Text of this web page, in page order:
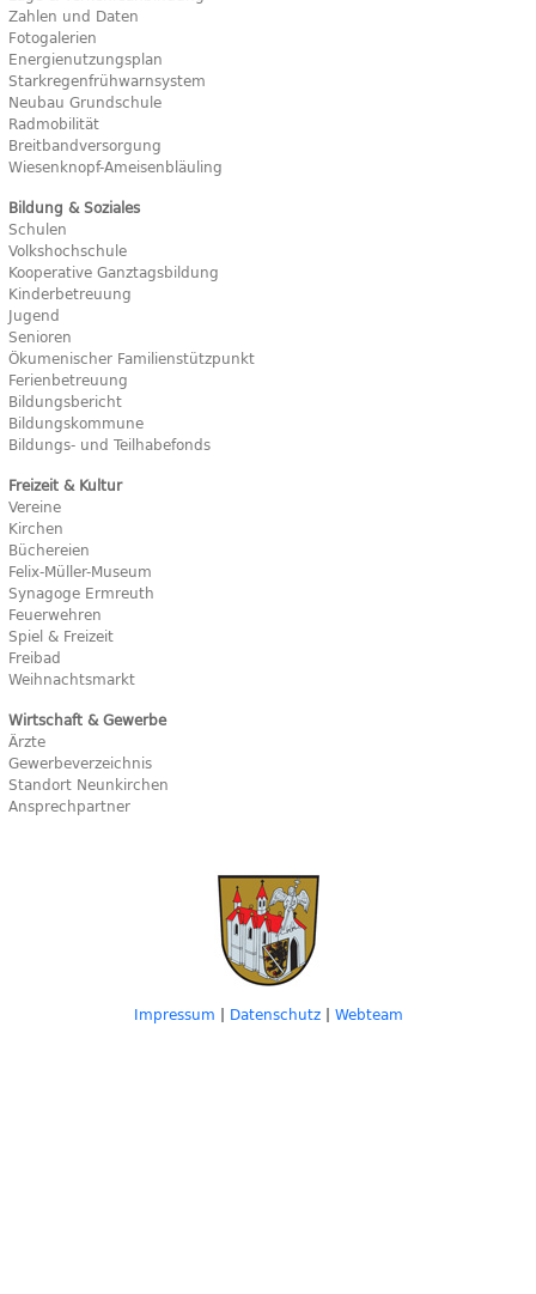
Zahlen und Daten
Fotogalerien
Energienutzungsplan
Starkregenfrühwarnsystem
Neubau Grundschule
Radmobilität
Breitbandversorgung
Wiesenknopf-Ameisenbläuling
Bildung & Soziales
Schulen
Volkshochschule
Kooperative Ganztagsbildung
Kinderbetreuung
Jugend
Senioren
Ökumenischer Familienstützpunkt
Ferienbetreuung
Bildungsbericht
Bildungskommune
Bildungs- und Teilhabefonds
Freizeit & Kultur
Vereine
Kirchen
Büchereien
Felix-Müller-Museum
Synagoge Ermreuth
Feuerwehren
Spiel & Freizeit
Freibad
Weihnachtsmarkt
Wirtschaft & Gewerbe
Ärzte
Gewerbeverzeichnis
Standort Neunkirchen
Ansprechpartner
Impressum | Datenschutz| Webteam